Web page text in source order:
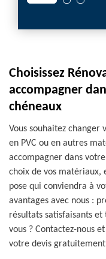
Choisissez
accompagner
chéneaux
Vous souhaitez changer
en PVC ou en autres
accompagner dans
choix de vos matériaux,
pose qui conviendra à
avantages avec nous :
résultats satisfaisants
vous ? Contactez-nous
votre devis